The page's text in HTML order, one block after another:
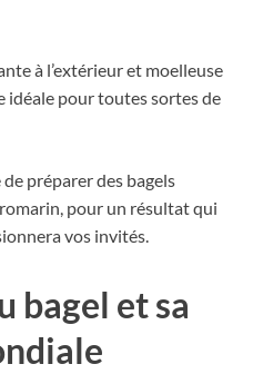
à l’extérieur et moelleuse
idéale pour toutes sortes de
préparer des bagels
pour un résultat qui
vos invités.
bagel et sa